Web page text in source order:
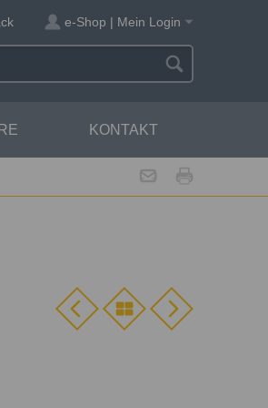
e-Shop | Mein Login
KONTAKT